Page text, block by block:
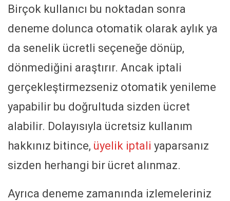
Birçok kullanıcı bu noktadan sonra
deneme dolunca otomatik olarak aylık ya
da senelik ücretli seçeneğe dönüp,
dönmediğini araştırır. Ancak iptali
gerçekleştirmezseniz otomatik yenileme
yapabilir bu doğrultuda sizden ücret
alabilir. Dolayısıyla ücretsiz kullanım
hakkınız bitince, üyelik iptali yaparsanız
sizden herhangi bir ücret alınmaz.
Ayrıca deneme zamanında izlemeleriniz